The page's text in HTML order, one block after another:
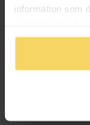
information som
Kedja i äkta